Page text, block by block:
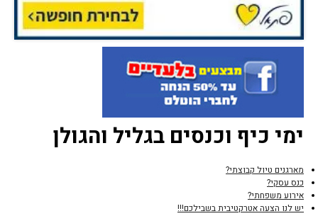
ימי כיף וכנסים בגליל והגולן
מארגנים טיול קבוצתי?
כנס עסקי?
אירוע משפחתי?
יש לנו הצעה אטרקטיבית בשבילכם!!!